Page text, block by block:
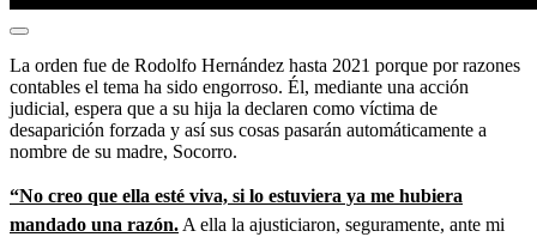
La orden fue de Rodolfo Hernández hasta 2021 porque por razones
contables el tema ha sido engorroso. Él, mediante una acción
judicial, espera que a su hija la declaren como víctima de
desaparición forzada y así sus cosas pasarán automáticamente a
nombre de su madre, Socorro.
“No creo que ella esté viva, si lo estuviera ya me hubiera
mandado una razón. A ella la ajusticiaron, seguramente, ante mi